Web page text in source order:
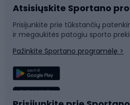
Dviračių dalys
Laipiojimas
Žvejyba
Sportinė medicina
Rogutės ir čiuožynės
Snieglenčių sportas
Plaukimas
Komandinis sportas
Atsisiųskite Sportano
Prisijunkite prie tūkstančių
ir mėgaukitės patogiu sporto
Pažinkite Sportano programėlę >